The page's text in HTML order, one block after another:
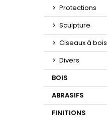
Protections
Sculpture
Ciseaux à bois
Divers
BOIS
ABRASIFS
FINITIONS